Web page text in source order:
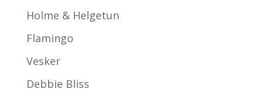
Holme & Helgetun
Flamingo
Vesker
Debbie Bliss